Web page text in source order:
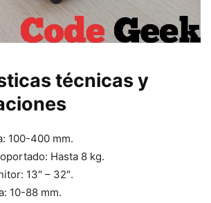
técnicas y
100-400 mm.
Hasta 8 kg.
13″ – 32″.
10-88 mm.